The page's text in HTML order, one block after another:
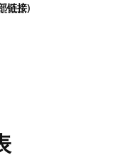
链接)